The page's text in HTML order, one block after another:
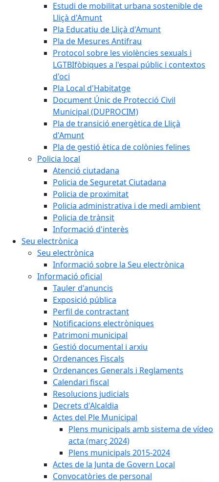
Estudi de mobilitat urbana sostenible de
Lliçà d'Amunt
Pla Educatiu de Lliçà d'Amunt
Pla de Mesures Antifrau
Protocol sobre les violències sexuals i
LGTBIfòbiques a l'espai públic i contextos
d'oci
Pla Local d'Habitatge
Document Únic de Protecció Civil
Municipal (DUPROCIM)
Pla de transició energètica de Lliçà
d'Amunt
Pla de gestió ètica de colònies felines
Policia local
Atenció ciutadana
Policia de Seguretat Ciutadana
Policia de proximitat
Policia administrativa i de medi ambient
Policia de trànsit
Informació d'interès
Seu electrònica
Seu electrònica
Informació sobre la Seu electrònica
Informació oficial
Tauler d'anuncis
Exposició pública
Perfil de contractant
Notificacions electròniques
Patrimoni municipal
Gestió documental i arxiu
Ordenances Fiscals
Ordenances Generals i Reglaments
Calendari fiscal
Resolucions judicials
Decrets d'Alcaldia
Actes del Ple Municipal
Plens municipals amb sistema de vídeo
acta (març 2024)
Plens municipals 2015-2024
Actes de la Junta de Govern Local
Convocatòries de personal